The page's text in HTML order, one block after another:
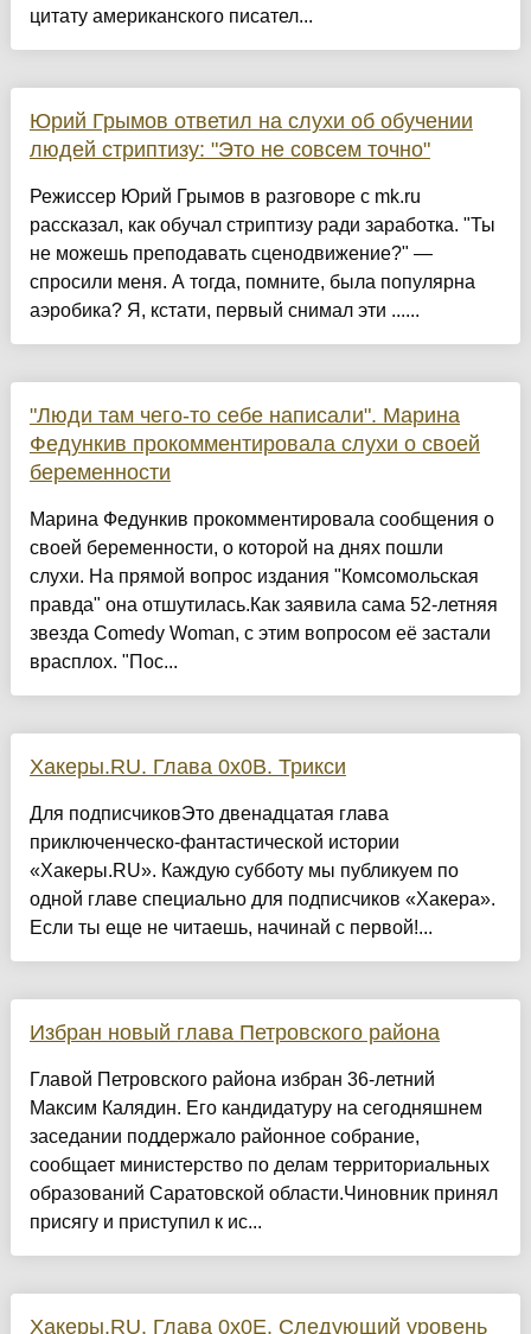
цитату американского писател...
Юрий Грымов ответил на слухи об обучении
людей стриптизу: "Это не совсем точно"
Режиссер Юрий Грымов в разговоре с mk.ru
рассказал, как обучал стриптизу ради заработка. "Ты
не можешь преподавать сценодвижение?" —
спросили меня. А тогда, помните, была популярна
аэробика? Я, кстати, первый снимал эти ......
"Люди там чего-то себе написали". Марина
Федункив прокомментировала слухи о своей
беременности
Марина Федункив прокомментировала сообщения о
своей беременности, о которой на днях пошли
слухи. На прямой вопрос издания "Комсомольская
правда" она отшутилась.Как заявила сама 52-летняя
звезда Comedy Woman, с этим вопросом её застали
врасплох. "Пос...
Хакеры.RU. Глава 0х0B. Трикси
Для подписчиковЭто двенадцатая глава
приключенческо‑фантастической истории
«Хакеры.RU». Каждую субботу мы публикуем по
одной главе специально для подписчиков «Хакера».
Если ты еще не читаешь, начинай с первой!...
Избран новый глава Петровского района
Главой Петровского района избран 36-летний
Максим Калядин. Его кандидатуру на сегодняшнем
заседании поддержало районное собрание,
сообщает министерство по делам территориальных
образований Саратовской области.Чиновник принял
присягу и приступил к ис...
Хакеры.RU. Глава 0х0E. Следующий уровень